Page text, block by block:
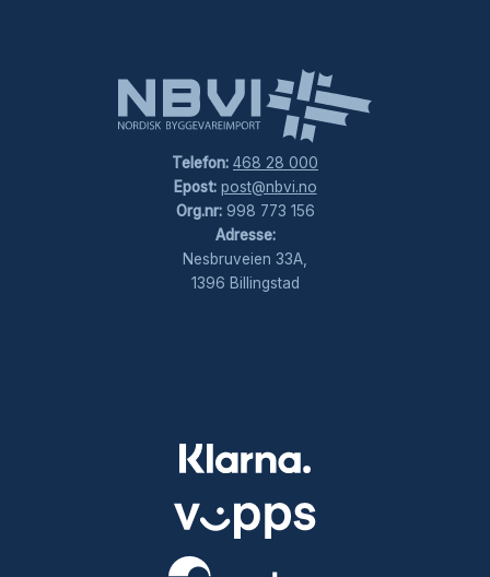
Telefon: 468 28 000
Epost: post@nbvi.no
Org.nr:998 773 156
Adresse:
Nesbruveien 33A,
1396 Billingstad